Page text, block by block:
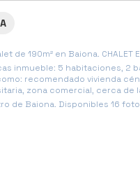
de 190m² en Baiona. CHALET
inmueble: 5 habitaciones, 2
recomendado vivienda
zona comercial, cerca de
de Baiona. Disponibles 16